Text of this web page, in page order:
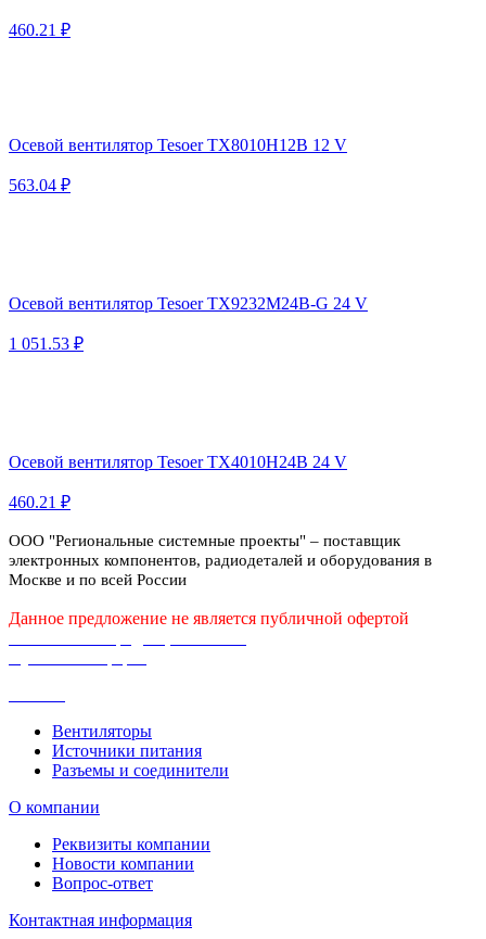
460.21 ₽
Осевой вентилятор Tesoer TX8010H12B 12 V
563.04 ₽
Осевой вентилятор Tesoer TX9232M24B-G 24 V
1 051.53 ₽
Осевой вентилятор Tesoer TX4010H24B 24 V
460.21 ₽
ООО "Региональные системные проекты" – поставщик
электронных компонентов, радиодеталей и оборудования в
Москве и по всей России
Данное предложение не является публичной офертой
Вентиляторы
Источники питания
Разъемы и соединители
О компании
Реквизиты компании
Новости компании
Вопрос-ответ
Контактная информация